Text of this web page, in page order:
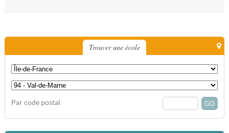
Trouver une école
Par code postal